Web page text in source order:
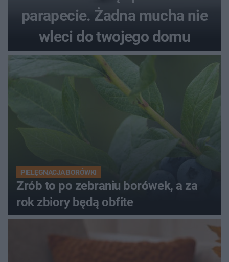
parapecie. Żadna mucha nie
wleci do twojego domu
PIELĘGNACJA BORÓWKI
Zrób to po zebraniu borówek, a za
rok zbiory będą obfite